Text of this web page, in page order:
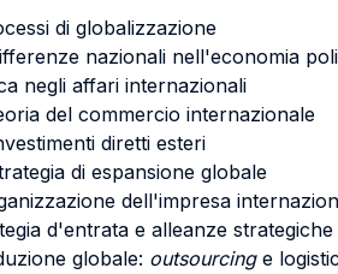
di globalizzazione
nazionali nell'economia
negli affari internazionali
del commercio internazionale
diretti esteri
di espansione globale
dell'impresa
d'entrata e alleanze strategiche
globale: outsourcinge